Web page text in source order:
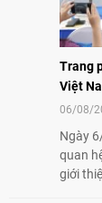
Trang
Việt
06/08/
Ngày
quan
giới